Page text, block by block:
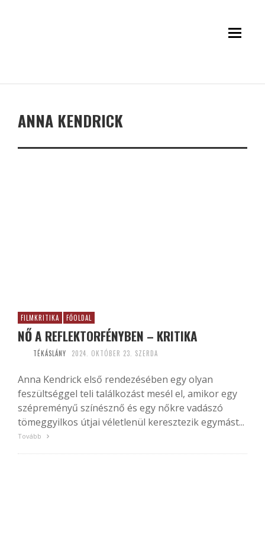
ANNA KENDRICK
FILMKRITIKA FŐOLDAL
NŐ A REFLEKTORFÉNYBEN – KRITIKA
TÉKÁSLÁNY 2024. OKTÓBER 23. SZERDA
Anna Kendrick első rendezésében egy olyan
feszültséggel teli találkozást mesél el, amikor egy
szépreményű színésznő és egy nőkre vadászó
tömeggyilkos útjai véletlenül keresztezik egymást...
Tovább